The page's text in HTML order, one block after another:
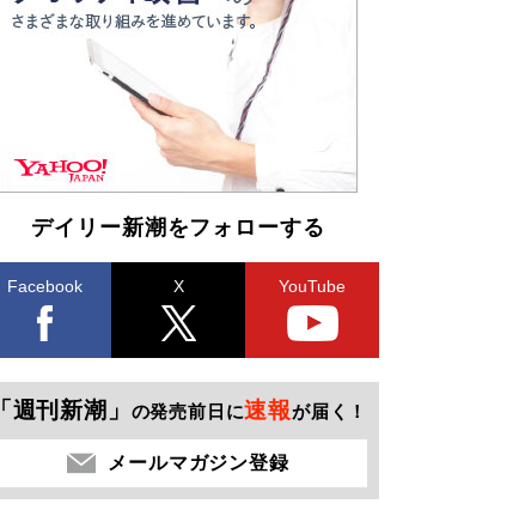
デイリー新潮をフォローする
Facebook X YouTube
「週刊新潮」 の発売前日に速報が届く！
メールマガジン登録